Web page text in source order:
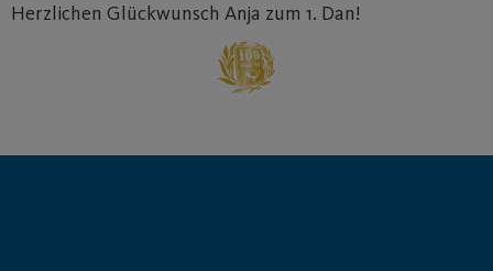
Herzlichen Glückwunsch Anja zum 1. Dan!